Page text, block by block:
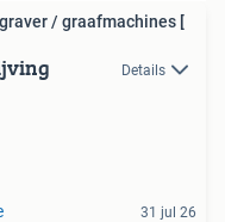
/ graafmachines [
Details
31 jul 26